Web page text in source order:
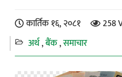
कार्तिक १६, २०८१
258
अर्थ बैंक समाचार